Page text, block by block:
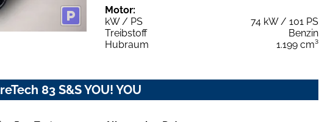
Motor:
kW / PS
74 kW / 101 PS
Treibstoff
Benzin
Hubraum
1.199 cm³
83 S&S YOU! YOU